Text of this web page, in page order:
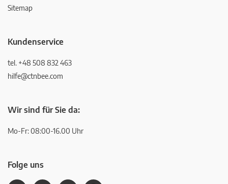
Sitemap
Kundenservice
tel. +48 508 832 463
hilfe@ctnbee.com
Wir sind für Sie da:
Mo-Fr: 08:00-16.00 Uhr
Folge uns